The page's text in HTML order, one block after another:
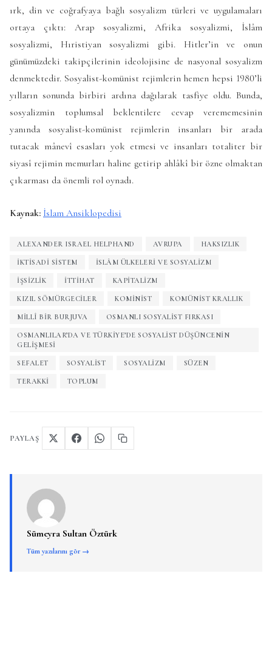
ırk, din ve coğrafyaya bağlı sosyalizm türleri ve uygulamaları
ortaya çıktı: Arap sosyalizmi, Afrika sosyalizmi, İslâm
sosyalizmi, Hıristiyan sosyalizmi gibi. Hitler’in ve onun
günümüzdeki takipçilerinin ideolojisine de nasyonal sosyalizm
denmektedir. Sosyalist-komünist rejimlerin hemen hepsi 1980’li
yılların sonunda birbiri ardına dağılarak tasfiye oldu. Bunda,
sosyalizmin toplumsal beklentilere cevap verememesinin
yanında sosyalist-komünist rejimlerin insanları bir arada
tutacak mânevî esasları yok etmesi ve insanları totaliter bir
siyasî rejimin memurları haline getirip ahlâkî bir özne olmaktan
çıkarması da önemli rol oynadı.
Kaynak: İslam Ansiklopedisi
ALEXANDER ISRAEL HELPHAND AVRUPA HAKSIZLIK
IKTISADI SISTEM İSLÂM ÜLKELERI VE SOSYALIZM
IŞSIZLIK ITTIHAT KAPITALIZM
KIZIL SÖMÜRGECILER KOMINIST KOMÜNIST KRALLIK
MILLÎ BIR BURJUVA OSMANLI SOSYALIST FIRKASI
OSMANLILAR’DA VE TÜRKIYE’DE SOSYALIST DÜŞÜNCENIN
GELIŞMESI
SEFALET SOSYALIST SOSYALIZM SÜZEN
TERAKKI TOPLUM
PAYLAŞ
Sümeyra Sultan Öztürk
Tüm yazılarını gör →